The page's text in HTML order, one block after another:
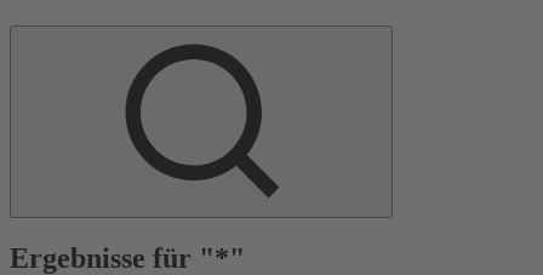
Ergebnisse für "*"